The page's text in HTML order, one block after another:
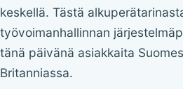
keskellä. Tästä
työvoimanhallinnan
tänä päivänä asiakkaita
Britanniassa.